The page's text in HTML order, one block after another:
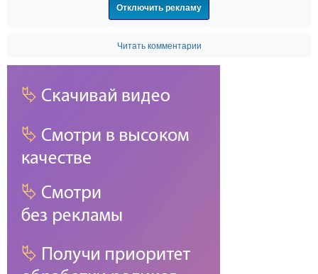
Отключить рекламу
Читать комментарии